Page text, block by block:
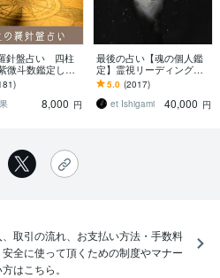
針盤占い 四柱
微斗数鑑定しま
・四柱推命 × 紫
人生を解き明か
？
8,000 円
最後の占い【魂の個人鑑
定】霊視リーディング承
ります 運命の地図を手
に、輝く人生を創る｜魂
の全体像を紐解く鑑定
5.0 (2017)
et Ishigami
40,000 円
取引の流れ、お支払い方法・手数料
全に使って頂くための制度やマナー
はこちら。